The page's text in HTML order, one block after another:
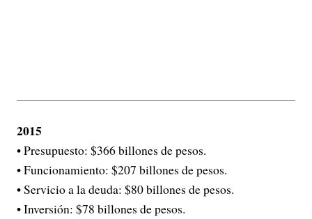
2015
• Presupuesto: $366 billones de pesos.
• Funcionamiento: $207 billones de pesos.
• Servicio a la deuda: $80 billones de pesos.
• Inversión: $78 billones de pesos.